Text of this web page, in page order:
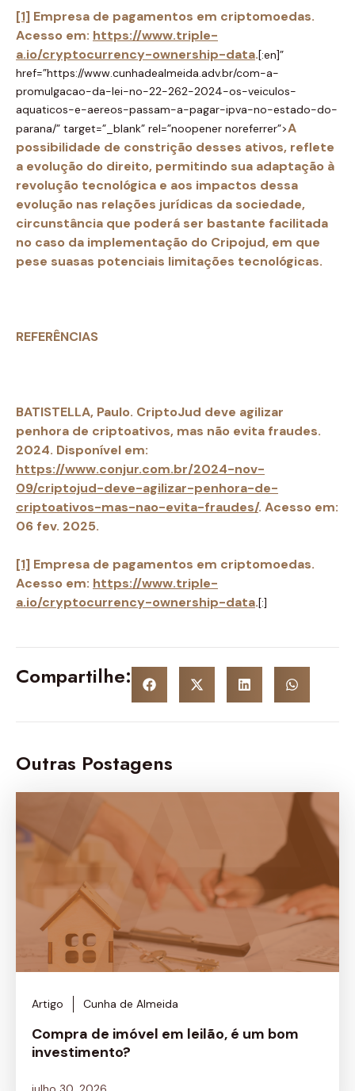
[1] Empresa de pagamentos em criptomoedas.
Acesso em: https://www.triple-
a.io/cryptocurrency-ownership-data.[:en]”
href=”https://www.cunhadealmeida.adv.br/com-a-
promulgacao-da-lei-no-22-262-2024-os-veiculos-
aquaticos-e-aereos-passam-a-pagar-ipva-no-estado-do-
parana/” target=”_blank” rel=”noopener noreferrer”>A
possibilidade de constrição desses ativos, reflete
a evolução do direito, permitindo sua adaptação à
revolução tecnológica e aos impactos dessa
evolução nas relações jurídicas da sociedade,
circunstância que poderá ser bastante facilitada
no caso da implementação do Cripojud, em que
pese suasas potenciais limitações tecnológicas.
REFERÊNCIAS
BATISTELLA, Paulo. CriptoJud deve agilizar
penhora de criptoativos, mas não evita fraudes.
2024. Disponível em:
https://www.conjur.com.br/2024-nov-
09/criptojud-deve-agilizar-penhora-de-
criptoativos-mas-nao-evita-fraudes/. Acesso em:
06 fev. 2025.
[1] Empresa de pagamentos em criptomoedas.
Acesso em: https://www.triple-
a.io/cryptocurrency-ownership-data.[:]
Compartilhe:
Outras Postagens
Artigo Cunha de Almeida
Compra de imóvel em leilão, é um bom
investimento?